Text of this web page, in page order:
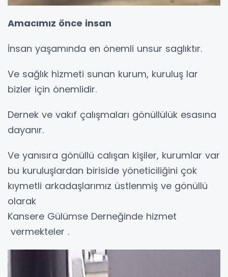
Amacımız önce insan
İnsan yaşamında en önemli unsur saglıktır.
Ve sağlık hizmeti sunan kurum, kuruluş lar
bizler için önemlidir.
Dernek ve vakıf çalışmaları gönüllülük esasına
dayanır.
Ve yanısıra gönüllü calışan kişiler, kurumlar var
bu kuruluşlardan biriside yöneticiliğini çok
kıymetli arkadaşlarımız üstlenmiş ve gönüllü
olarak
Kansere Gülümse Derneğinde hizmet
vermekteler .